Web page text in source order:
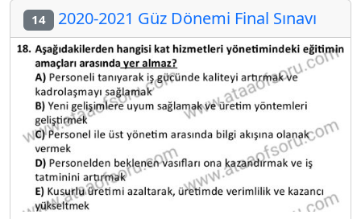
14 2020-2021 Güz Dönemi Final Sınavı